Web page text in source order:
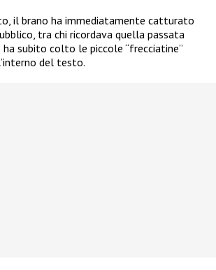
il brano ha immediatamente catturato
tra chi ricordava quella passata
ha subito colto le piccole “frecciatine”
del testo.